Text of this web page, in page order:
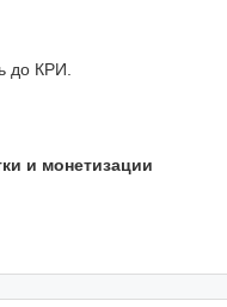
до КРИ.
и монетизации